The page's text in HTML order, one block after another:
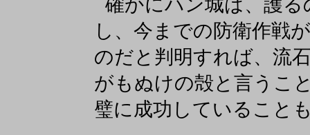
確かにハン城は、護
し、今までの防衛作戦
のだと判明すれば、流
がもぬけの殻と言うこ
璧に成功していること